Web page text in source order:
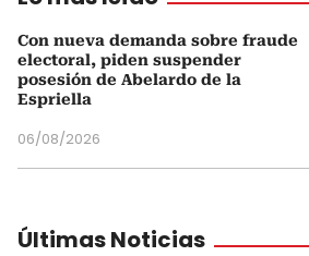
Con nueva demanda sobre fraude
electoral, piden suspender
posesión de Abelardo de la
Espriella
06/08/2026
Últimas Noticias